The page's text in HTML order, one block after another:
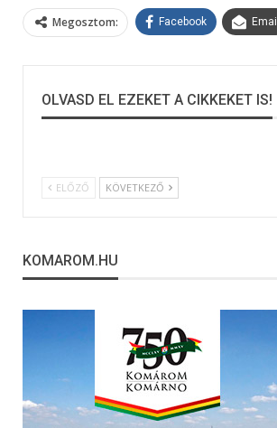
Megosztom: Facebook Email
OLVASD EL EZEKET A CIKKEKET IS!
ELŐZŐ KÖVETKEZŐ
KOMAROM.HU